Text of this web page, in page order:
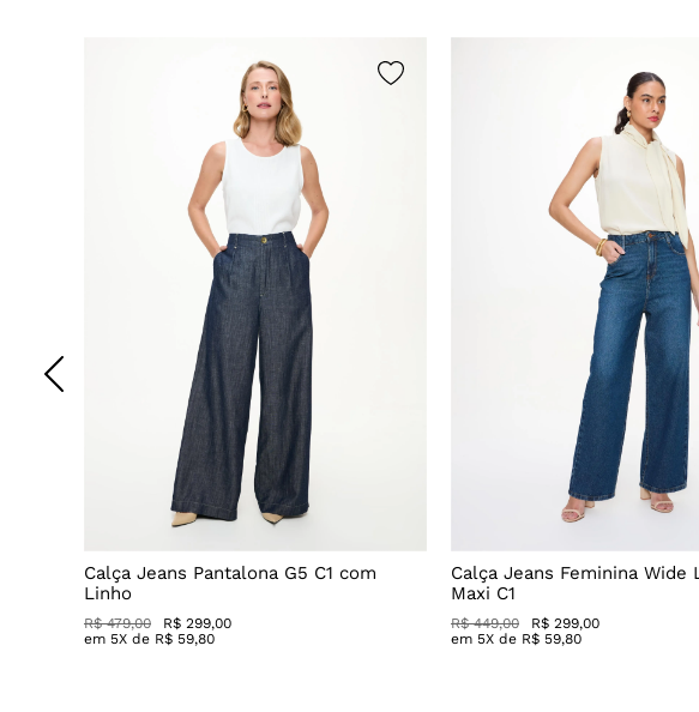
Calça Jeans Pantalona G5 C1 com
Linho
R$ 479,00
R$ 299,00
em 5X de R$ 59,80
Calça Jeans Feminina Wide
Maxi C1
R$ 449,00
R$ 299,00
em 5X de R$ 59,80